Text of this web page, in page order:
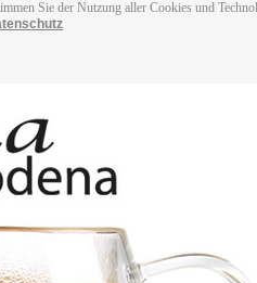
Sie der Nutzung aller Cookies und